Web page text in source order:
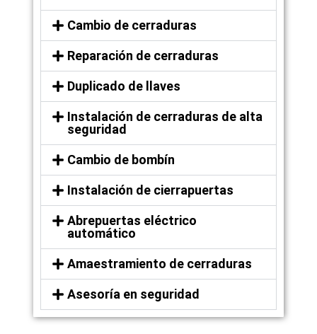
Cambio de cerraduras
Reparación de cerraduras
Duplicado de llaves
Instalación de cerraduras de alta
seguridad
Cambio de bombín
Instalación de cierrapuertas
Abrepuertas eléctrico
automático
Amaestramiento de cerraduras
Asesoría en seguridad